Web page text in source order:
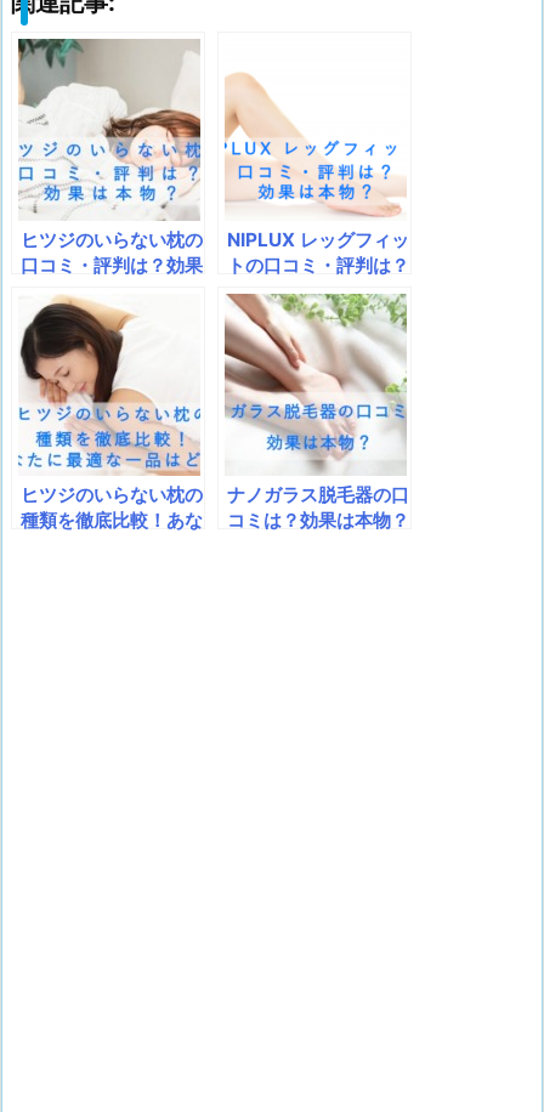
ヒツジのいらない枕の
口コミ・評判は？効果
は本物？
NIPLUX レッグフィッ
トの口コミ・評判は？
効果は本物？
ヒツジのいらない枕の
種類を徹底比較！あな
ナノガラス脱毛器の口
コミは？効果は本物？